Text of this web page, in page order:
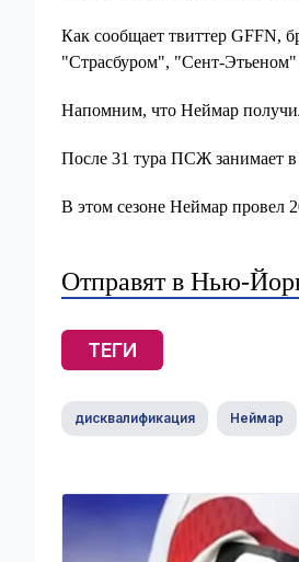
Как сообщает твиттер GFFN,
"Страсбуром", "Сент-
Напомним, что Неймар
После 31 тура ПСЖ занимает в
В этом сезоне Неймар провел
Отправят в Нью-
ТЕГИ
дисквалификация Неймар